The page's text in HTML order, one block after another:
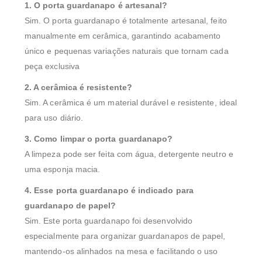
1. O porta guardanapo é artesanal?
Sim. O porta guardanapo é totalmente artesanal, feito
manualmente em cerâmica, garantindo acabamento
único e pequenas variações naturais que tornam cada
peça exclusiva
2. A cerâmica é resistente?
Sim. A cerâmica é um material durável e resistente, ideal
para uso diário.
3. Como limpar o porta guardanapo?
A limpeza pode ser feita com água, detergente neutro e
uma esponja macia.
4. Esse porta guardanapo é indicado para
guardanapo de papel?
Sim. Este porta guardanapo foi desenvolvido
especialmente para organizar guardanapos de papel,
mantendo-os alinhados na mesa e facilitando o uso